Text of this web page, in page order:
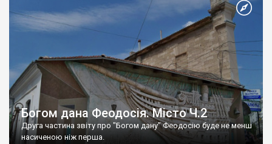
Богом дана Феодосія. Місто Ч.2
Друга частина звіту про "Богом дану" Феодосію буде не менш
насиченою ніж перша.